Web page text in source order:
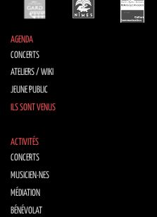
AGENDA
CONCERTS
ATELIERS / WIKI
JEUNE PUBLIC
ILS SONT VENUS
ACTIVITÉS
CONCERTS
MUSICIEN·NES
MÉDIATION
BÉNÉVOLAT